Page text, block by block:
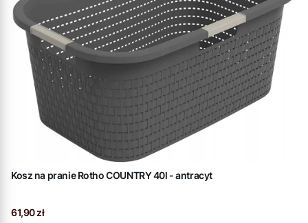
Kosz na pranie Rotho COUNTRY 40l - antracyt
Cena
61,90 zł